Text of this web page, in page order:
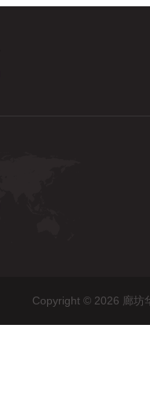
Copyright © 2026 廊